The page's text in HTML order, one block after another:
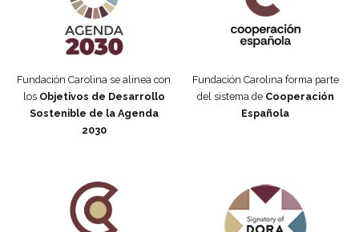
Fundación Carolina se alinea con
los Objetivos de Desarrollo
Sostenible de la Agenda
2030
Fundación Carolina forma parte
del sistema de Cooperación
Española